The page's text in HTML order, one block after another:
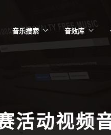
音乐搜索 音效库
活动视频